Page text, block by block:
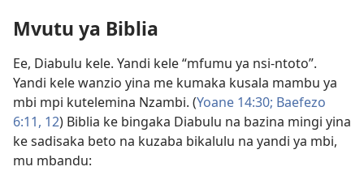
Mvutu ya Biblia
Ee, Diabulu kele. Yandi kele “mfumu ya nsi-ntoto”.
Yandi kele wanzio yina me kumaka kusala mambu ya
mbi mpi kutelemina Nzambi. (Yoane 14:30; Baefezo
6:11, 12) Biblia ke bingaka Diabulu na bazina mingi yina
ke sadisaka beto na kuzaba bikalulu na yandi ya mbi,
mu mbandu: